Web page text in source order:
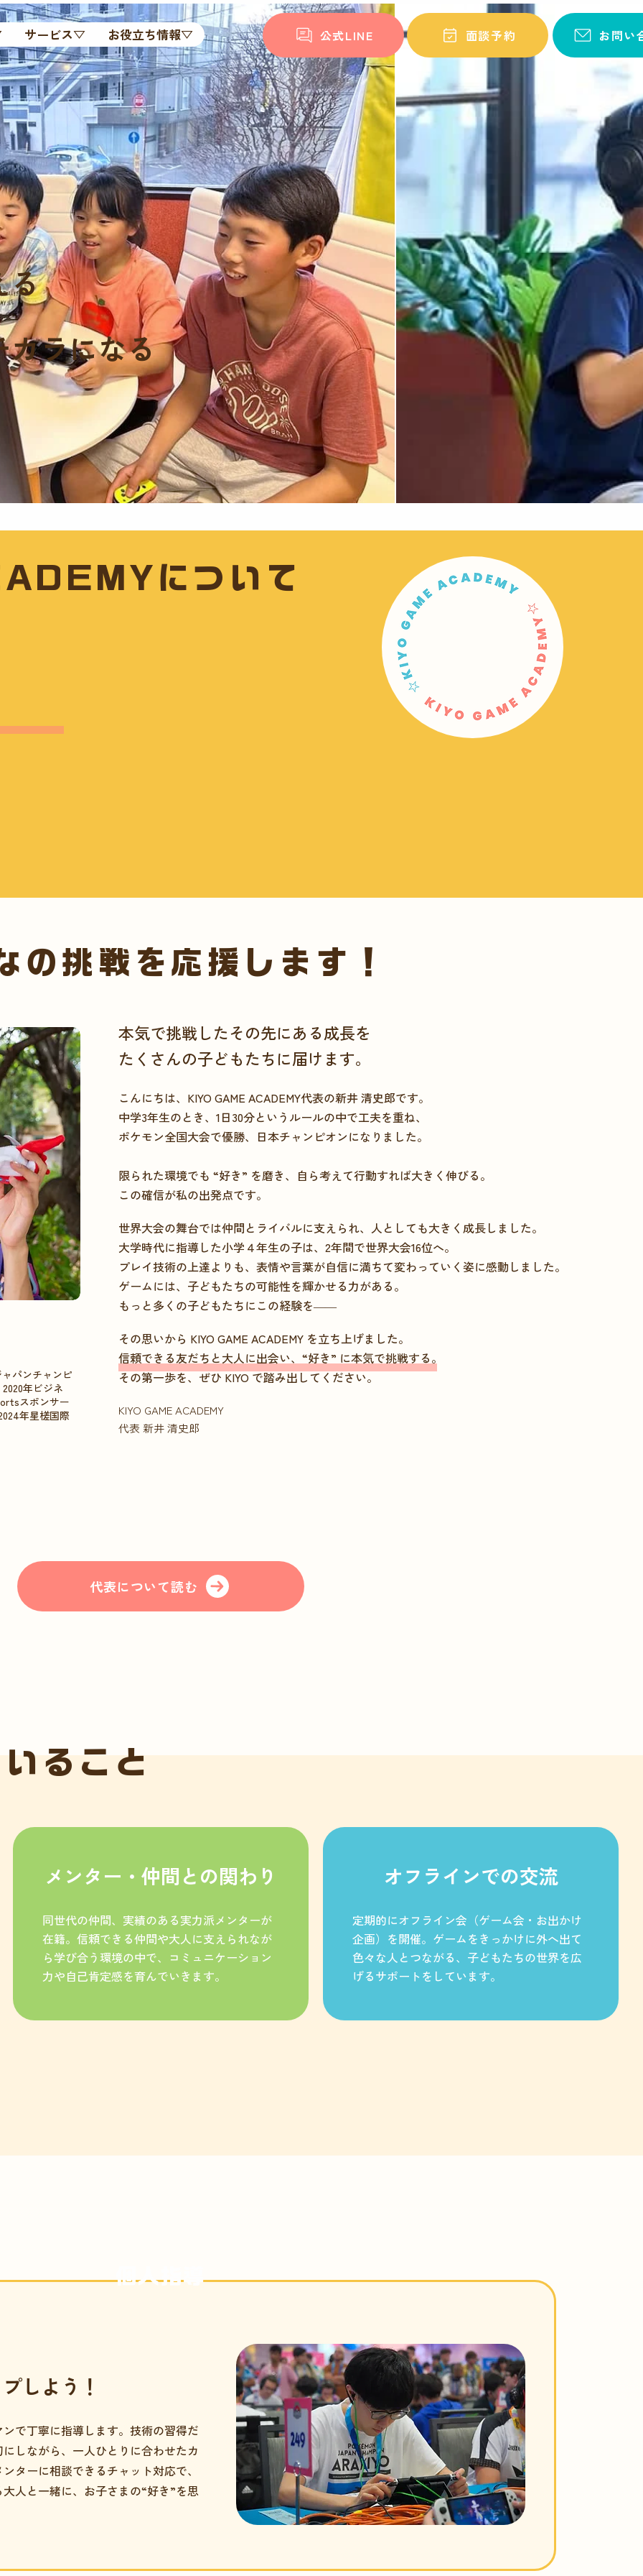
サービス▽ お役立ち情報▽ 公式LINE 面談予約 お問い
る
カラになる
について
の挑戦を応援します！
パンチャンピ
年ビジネ
スポンサー
年星槎国際
本気で挑戦したその先にある成長を
たくさんの子どもたちに届けます。
こんにちは、KIYO GAME ACADEMY代表の新井 清史郎です。
中学3年生のとき、1日30分というルールの中で工夫を重ね、
ポケモン全国大会で優勝、日本チャンピオンになりました。
限られた環境でも “好き” を磨き、自ら考えて行動すれば大きく伸びる。
この確信が私の出発点です。
世界大会の舞台では仲間とライバルに支えられ、人としても大きく成長しました。
大学時代に指導した小学４年生の子は、2年間で世界大会16位へ。
プレイ技術の上達よりも、表情や言葉が自信に満ちて変わっていく姿に感動しました。
ゲームには、子どもたちの可能性を輝かせる力がある。
もっと多くの子どもたちにこの経験を――
その思いから KIYO GAME ACADEMY を立ち上げました。
信頼できる友だちと大人に出会い、“好き” に本気で挑戦する。
その第一歩を、ぜひ KIYO で踏み出してください。
KIYO GAME ACADEMY
代表 新井 清史郎
代表について読む
ること
同世代の仲間、実績のある実力派メンターが
在籍。信頼できる仲間や大人に支えられなが
ら学び合う環境の中で、コミュニケーション
力や自己肯定感を育んでいきます。
メンター・仲間との関わり オフラインでの交流
定期的にオフライン会（ゲーム会・お出かけ
企画）を開催。ゲームをきっかけに外へ出て
色々な人とつながる、子どもたちの世界を広
げるサポートをしています。
個人指導
しよう！
で丁寧に指導します。技術の習得だ
しながら、一人ひとりに合わせたカ
ターに相談できるチャット対応で、
人と一緒に、お子さまの“好き”を思